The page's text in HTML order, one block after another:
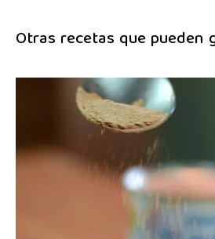
Otras recetas que pueden